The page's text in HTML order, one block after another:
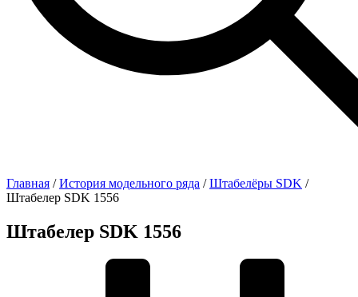
Главная /История модельного ряда /Штабелёры SDK /
Штабелер SDK 1556
Штабелер SDK 1556